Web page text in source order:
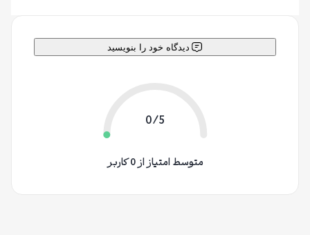
دیدگاه خود را بنویسید
0/5
متوسط امتیاز از 0 کاربر